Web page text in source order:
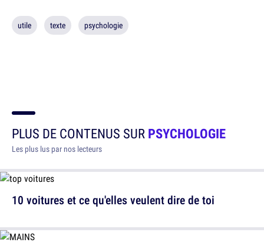
utile texte psychologie
PLUS DE CONTENUS SURPSYCHOLOGIE
Les plus lus par nos lecteurs
10 voitures et ce qu'elles veulent dire de toi